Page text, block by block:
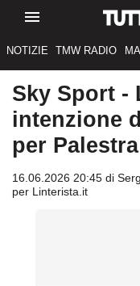
NOTIZIE TMW RADIO
Sky Sport -
intenzione
per Palestra
16.06.2026 20:45 di
per Linterista.it